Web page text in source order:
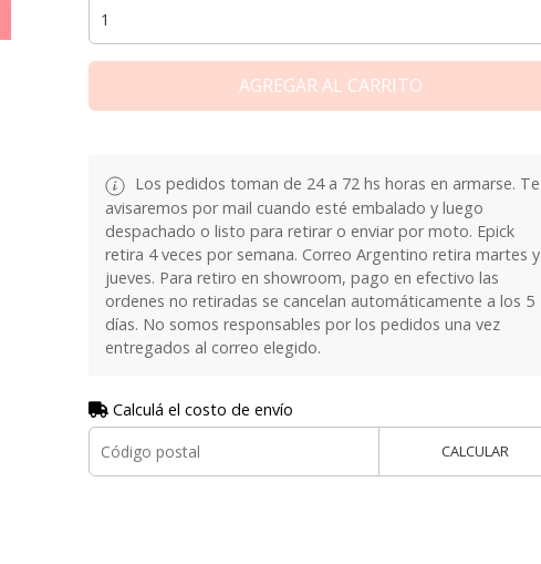
AGREGAR AL CARRITO
Los pedidos toman de 24 a 72 hs horas en armarse. Te
avisaremos por mail cuando esté embalado y luego
despachado o listo para retirar o enviar por moto. Epick
retira 4 veces por semana. Correo Argentino retira martes y
jueves. Para retiro en showroom, pago en efectivo las
ordenes no retiradas se cancelan automáticamente a los 5
días. No somos responsables por los pedidos una vez
entregados al correo elegido.
Calculá el costo de envío
CALCULAR